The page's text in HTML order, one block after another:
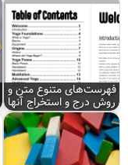
فهرست‌های متنوع متن و
روش درج و استخراج آنها